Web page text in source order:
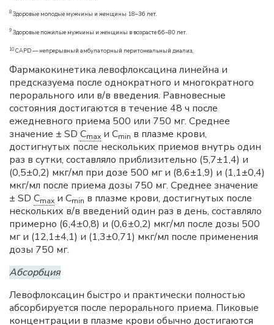
8 Здоровые молодые мужчины и женщины 18–36 лет.
9 Здоровые пожилые мужчины и женщины в возрасте 66–80 лет.
10 CAPD — непрерывный амбулаторный перитонеальный диализ.
Фармакокинетика левофлоксацина линейна и
предсказуема после однократного и многократного
перорального или в/в введения. Равновесные
состояния достигаются в течение 48 ч после
ежедневного приема 500 или 750 мг. Среднее
значение ± SD Cmax и Cmin в плазме крови,
достигнутых после нескольких приемов внутрь один
раз в сутки, составляло приблизительно (5,7±1,4) и
(0,5±0,2) мкг/мл при дозе 500 мг и (8,6±1,9) и (1,1±0,4)
мкг/мл после приема дозы 750 мг. Среднее значение
± SD Cmax и Cmin в плазме крови, достигнутых после
нескольких в/в введений один раз в день, составляло
примерно (6,4±0,8) и (0,6±0,2) мкг/мл после дозы 500
мг и (12,1±4,1) и (1,3±0,71) мкг/мл после применения
дозы 750 мг.
Абсорбция
Левофлоксацин быстро и практически полностью
абсорбируется после перорального приема. Пиковые
концентрации в плазме крови обычно достигаются